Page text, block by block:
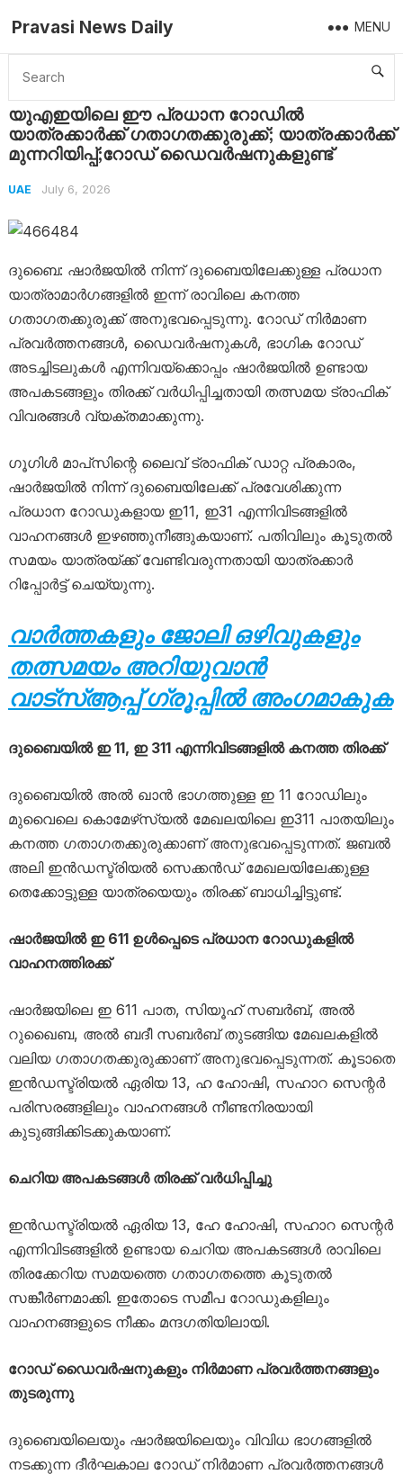
Pravasi News Daily MENU
Home UAE യുഎഇയിലെ ഈ പ്രധാന റോഡിൽ യാത്രക്കാര്‍ക്ക് ഗതാഗതക്കുരുക്ക്; യാത്രക്കാര്‍ക്ക് മുന്നറിയിപ്പ്;റോഡ് ഡൈവര്‍ഷനുകളുണ്ട്
യുഎഇയിലെ ഈ പ്രധാന റോഡിൽ
യാത്രക്കാര്‍ക്ക് ഗതാഗതക്കുരുക്ക്; യാത്രക്കാര്‍ക്ക്
മുന്നറിയിപ്പ്;റോഡ് ഡൈവര്‍ഷനുകളുണ്ട്
UAE July 6, 2026
ദുബൈ: ഷാര്‍ജയില്‍ നിന്ന് ദുബൈയിലേക്കുള്ള പ്രധാന
യാത്രാമാര്‍ഗങ്ങളില്‍ ഇന്ന് രാവിലെ കനത്ത
ഗതാഗതക്കുരുക്ക് അനുഭവപ്പെടുന്നു. റോഡ് നിര്‍മാണ
പ്രവര്‍ത്തനങ്ങള്‍, ഡൈവര്‍ഷനുകള്‍, ഭാഗിക റോഡ്
അടച്ചിടലുകള്‍ എന്നിവയ്‌ക്കൊപ്പം ഷാര്‍ജയില്‍ ഉണ്ടായ
അപകടങ്ങളും തിരക്ക് വര്‍ധിപ്പിച്ചതായി തത്സമയ ട്രാഫിക്
വിവരങ്ങള്‍ വ്യക്തമാക്കുന്നു.
ഗൂഗിള്‍ മാപ്‌സിന്റെ ലൈവ് ട്രാഫിക് ഡാറ്റ പ്രകാരം,
ഷാര്‍ജയില്‍ നിന്ന് ദുബൈയിലേക്ക് പ്രവേശിക്കുന്ന
പ്രധാന റോഡുകളായ ഇ11, ഇ31 എന്നിവിടങ്ങളില്‍
വാഹനങ്ങള്‍ ഇഴഞ്ഞുനീങ്ങുകയാണ്. പതിവിലും കൂടുതല്‍
സമയം യാത്രയ്ക്ക് വേണ്ടിവരുന്നതായി യാത്രക്കാര്‍
റിപ്പോര്‍ട്ട് ചെയ്യുന്നു.
വാർത്തകളും ജോലി ഒഴിവുകളും
തത്സമയം അറിയുവാൻ
വാട്സ്ആപ്പ് ഗ്രൂപ്പിൽ അംഗമാകുക
ദുബൈയില്‍ ഇ 11, ഇ 311 എന്നിവിടങ്ങളില്‍ കനത്ത തിരക്ക്
ദുബൈയില്‍ അല്‍ ഖാന്‍ ഭാഗത്തുള്ള ഇ 11 റോഡിലും
മുവൈലെ കൊമേഴ്‌സ്യല്‍ മേഖലയിലെ ഇ311 പാതയിലും
കനത്ത ഗതാഗതക്കുരുക്കാണ് അനുഭവപ്പെടുന്നത്. ജബല്‍
അലി ഇന്‍ഡസ്ട്രിയല്‍ സെക്കന്‍ഡ് മേഖലയിലേക്കുള്ള
തെക്കോട്ടുള്ള യാത്രയെയും തിരക്ക് ബാധിച്ചിട്ടുണ്ട്.
ഷാര്‍ജയില്‍ ഇ 611 ഉള്‍പ്പെടെ പ്രധാന റോഡുകളില്‍
വാഹനത്തിരക്ക്
ഷാര്‍ജയിലെ ഇ 611 പാത, സിയൂഹ് സബര്‍ബ്, അല്‍
റുഖൈബ, അല്‍ ബദീ സബര്‍ബ് തുടങ്ങിയ മേഖലകളില്‍
വലിയ ഗതാഗതക്കുരുക്കാണ് അനുഭവപ്പെടുന്നത്. കൂടാതെ
ഇന്‍ഡസ്ട്രിയല്‍ ഏരിയ 13, ഹ ഹോഷി, സഹാറ സെന്റര്‍
പരിസരങ്ങളിലും വാഹനങ്ങള്‍ നീണ്ടനിരയായി
കുടുങ്ങിക്കിടക്കുകയാണ്.
ചെറിയ അപകടങ്ങള്‍ തിരക്ക് വര്‍ധിപ്പിച്ചു
ഇന്‍ഡസ്ട്രിയല്‍ ഏരിയ 13, ഹേ ഹോഷി, സഹാറ സെന്റര്‍
എന്നിവിടങ്ങളില്‍ ഉണ്ടായ ചെറിയ അപകടങ്ങള്‍ രാവിലെ
തിരക്കേറിയ സമയത്തെ ഗതാഗതത്തെ കൂടുതല്‍
സങ്കീര്‍ണമാക്കി. ഇതോടെ സമീപ റോഡുകളിലും
വാഹനങ്ങളുടെ നീക്കം മന്ദഗതിയിലായി.
റോഡ് ഡൈവര്‍ഷനുകളും നിര്‍മാണ പ്രവര്‍ത്തനങ്ങളും
തുടരുന്നു
ദുബൈയിലെയും ഷാര്‍ജയിലെയും വിവിധ ഭാഗങ്ങളില്‍
നടക്കുന്ന ദീര്‍ഘകാല റോഡ് നിര്‍മാണ പ്രവര്‍ത്തനങ്ങള്‍